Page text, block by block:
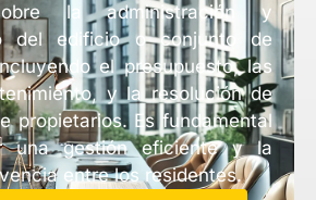
la administración y
del edificio o conjunto de
el presupuesto, las
y la resolución de
propietarios. Es fundamental
una gestión eficiente y la
entre los residentes.